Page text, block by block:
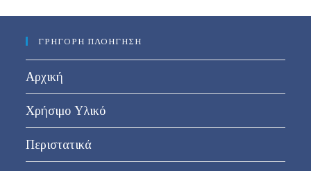
ΓΡΗΓΟΡΗ ΠΛΟΗΓΗΣΗ
Αρχική
Χρήσιμο Υλικό
Περιστατικά